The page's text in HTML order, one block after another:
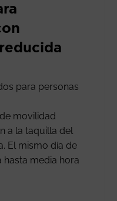
para personas
movilidad
a la taquilla del
El mismo día de
media hora